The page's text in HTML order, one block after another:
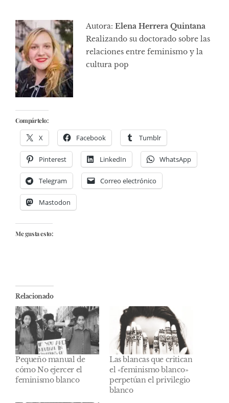
Autora: Elena Herrera Quintana
Realizando su doctorado sobre las
relaciones entre feminismo y la
cultura pop
Compártelo:
X Facebook Tumblr
Pinterest LinkedIn WhatsApp
Telegram Correo electrónico
Mastodon
Me gusta esto:
Relacionado
Pequeño manual de
cómo No ejercer el
feminismo blanco
Las blancas que critican
el «feminismo blanco»
perpetúan el privilegio
blanco